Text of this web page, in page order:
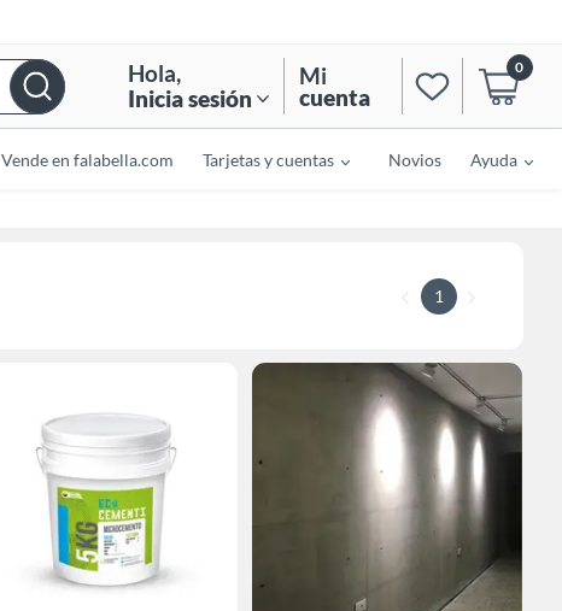
Hola,
Inicia sesión
Mi
cuenta
0
Vende en falabella.com Tarjetas y cuentas Novios Ayuda
1